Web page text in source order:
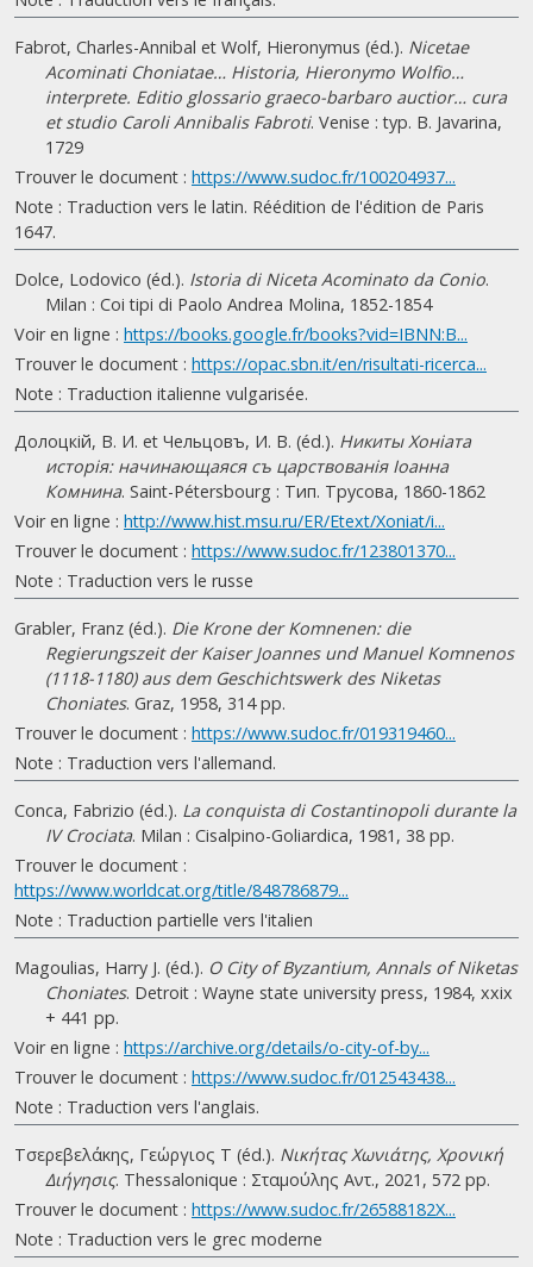
Fabrot, Charles-Annibal et Wolf, Hieronymus (éd.). Nicetae
Acominati Choniatae… Historia, Hieronymo Wolfio…
interprete. Editio glossario graeco-barbaro auctior… cura
et studio Caroli Annibalis Fabroti. Venise : typ. B. Javarina,
1729
Trouver le document : https://www.sudoc.fr/100204937...
Note : Traduction vers le latin. Réédition de l'édition de Paris
1647.
Dolce, Lodovico (éd.). Istoria di Niceta Acominato da Conio.
Milan : Coi tipi di Paolo Andrea Molina, 1852-1854
Voir en ligne : https://books.google.fr/books?vid=IBNN:B...
Trouver le document : https://opac.sbn.it/en/risultati-ricerca...
Note : Traduction italienne vulgarisée.
Долоцкiй, В. И. et Чельцовъ, И. В. (éd.). Никиты Хонiата
исторiя: начинающаяся съ царствованiя Iоанна
Комнина. Saint-Pétersbourg : Тип. Трусова, 1860-1862
Voir en ligne : http://www.hist.msu.ru/ER/Etext/Xoniat/i...
Trouver le document : https://www.sudoc.fr/123801370...
Note : Traduction vers le russe
Grabler, Franz (éd.). Die Krone der Komnenen: die
Regierungszeit der Kaiser Joannes und Manuel Komnenos
(1118-1180) aus dem Geschichtswerk des Niketas
Choniates. Graz, 1958, 314 pp.
Trouver le document : https://www.sudoc.fr/019319460...
Note : Traduction vers l'allemand.
Conca, Fabrizio (éd.). La conquista di Costantinopoli durante la
IV Crociata. Milan : Cisalpino-Goliardica, 1981, 38 pp.
Trouver le document :
https://www.worldcat.org/title/848786879...
Note : Traduction partielle vers l'italien
Magoulias, Harry J. (éd.). O City of Byzantium, Annals of Niketas
Choniates. Detroit : Wayne state university press, 1984, xxix
+ 441 pp.
Voir en ligne : https://archive.org/details/o-city-of-by...
Trouver le document : https://www.sudoc.fr/012543438...
Note : Traduction vers l'anglais.
Τσερεβελάκης, Γεώργιος Τ (éd.). Νικήτας Χωνιάτης, Χρονική
Διήγησις. Thessalonique : Σταμούλης Αντ., 2021, 572 pp.
Trouver le document : https://www.sudoc.fr/26588182X...
Note : Traduction vers le grec moderne